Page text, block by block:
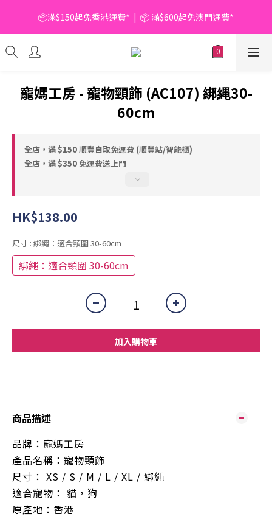
📦滿$150起免香港運費*  |  📦 滿$600起免澳門運費*
📦滿$150起免香港運費*  |  📦 滿$600起免澳門運費*
🥫 罐頭優惠 | 任選* 6件 即減 $6 |  任選* 24件 即減 $30 🥫 (按此了
解更多)
📦滿$150起免香港運費*  |  📦 滿$600起免澳門運費*
寵媽工房 - 寵物頸飾 (AC107) 綁縄30-
60cm
全店，滿 $150 順豐自取免運費 (順豐站/智能櫃)
全店，滿 $350 免運費送上門
HK$138.00
尺寸 : 綁繩：適合頸圍 30-60cm
綁繩：適合頸圍 30-60cm
加入購物車
商品描述
品牌：寵媽工房
產品名稱：寵物頸飾
尺寸： XS / S / M / L / XL / 綁繩
適合寵物： 貓，狗
原產地：香港